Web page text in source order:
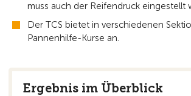
muss auch der Reifendruck eingestellt
Der TCS bietet in verschiedenen
Pannenhilfe-Kurse an.
Ergebnis im Überblick